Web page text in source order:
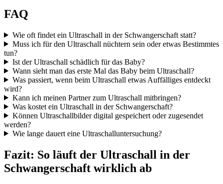
FAQ
Wie oft findet ein Ultraschall in der Schwangerschaft statt?
Muss ich für den Ultraschall nüchtern sein oder etwas Bestimmtes
tun?
Ist der Ultraschall schädlich für das Baby?
Wann sieht man das erste Mal das Baby beim Ultraschall?
Was passiert, wenn beim Ultraschall etwas Auffälliges entdeckt
wird?
Kann ich meinen Partner zum Ultraschall mitbringen?
Was kostet ein Ultraschall in der Schwangerschaft?
Können Ultraschallbilder digital gespeichert oder zugesendet
werden?
Wie lange dauert eine Ultraschalluntersuchung?
Fazit: So läuft der Ultraschall in der
Schwangerschaft wirklich ab